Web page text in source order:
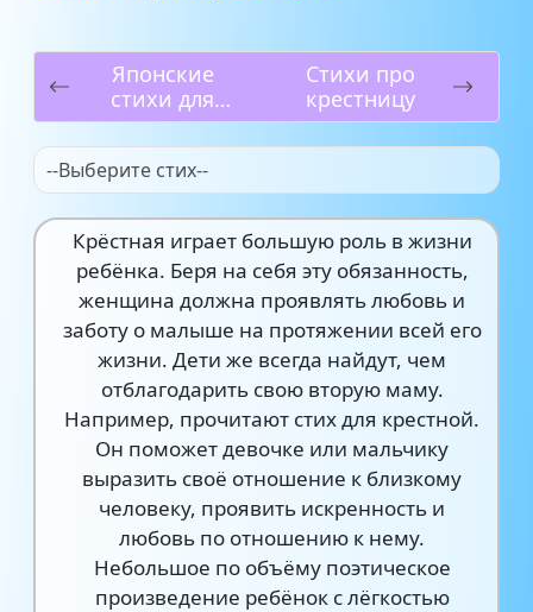
Японские
стихи для
детей
Стихи про
крестницу
--Выберите стих--
Крёстная играет большую роль в жизни
ребёнка. Беря на себя эту обязанность,
женщина должна проявлять любовь и
заботу о малыше на протяжении всей его
жизни. Дети же всегда найдут, чем
отблагодарить свою вторую маму.
Например, прочитают стих для крестной.
Он поможет девочке или мальчику
выразить своё отношение к близкому
человеку, проявить искренность и
любовь по отношению к нему.
Небольшое по объёму поэтическое
произведение ребёнок с лёгкостью